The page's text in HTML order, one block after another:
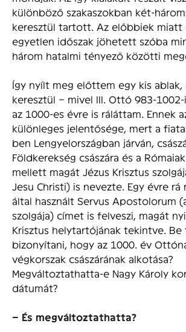
különböző szakaszokban két-
keresztül tartott. Az előbbiek miatt
egyetlen időszak jöhetett szóba
három hatalmi tényező közötti
Így nyílt meg előttem egy kis ablak,
keresztül – mivel III. Ottó 983-
az 1000-es évre is ráláttam. Ennek
különleges jelentősége, mert a
ben Lengyelországban járván,
Földkerekség császára és a
mellett magát Jézus Krisztus
Jesu Christi) is nevezte. Egy évre rá
által használt Servus Apostolorum
szolgája) címet is felveszi, magát
Krisztus helytartójának tekintve.
bizonyítani, hogy az 1000. év
végkorszak császárának alkotása?
Megváltoztathatta-e Nagy Károly
dátumát?
– És megváltoztathatta?